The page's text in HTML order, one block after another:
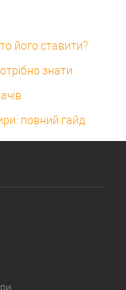
його ставити?
знати
повний гайд